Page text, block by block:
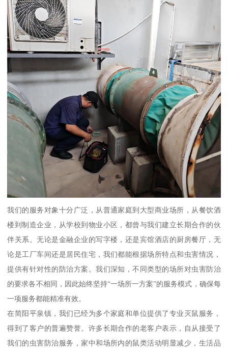
我们的服务对象十分广泛，从普通家庭到大型商业场所，从餐饮酒
楼到制造企业，从学校到物业小区，都曾与我们建立长期合作的伙
伴关系。无论是金融企业的写字楼，还是宾馆酒店的厨房餐厅，无
论是工厂车间还是居民住宅，我们都能根据场所特点和虫害情况，
提供有针对性的防治方案。我们深知，不同类型的场所对虫害防治
的要求各不相同，因此始终坚持“一场所一方案”的服务模式，确保每
一项服务都能精准有效。
在简阳平泉镇，我们已经为多个家庭和单位提供了专业灭鼠服务，
得到了客户的普遍赞誉。许多长期合作的老客户表示，自从接受了
我们的虫害防治服务，家中和场所内的鼠类活动明显减少，生活品